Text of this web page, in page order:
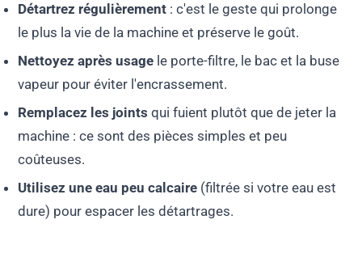
Détartrez régulièrement : c'est le geste qui prolonge
le plus la vie de la machine et préserve le goût.
Nettoyez après usage le porte-filtre, le bac et la buse
vapeur pour éviter l'encrassement.
Remplacez les joints qui fuient plutôt que de jeter la
machine : ce sont des pièces simples et peu
coûteuses.
Utilisez une eau peu calcaire (filtrée si votre eau est
dure) pour espacer les détartrages.